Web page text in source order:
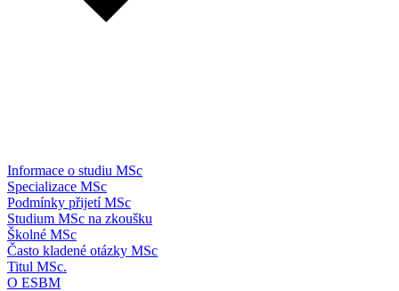
Informace o studiu MSc
Specializace MSc
Podmínky přijetí MSc
Studium MSc na zkoušku
Školné MSc
Často kladené otázky MSc
Titul MSc.
O ESBM